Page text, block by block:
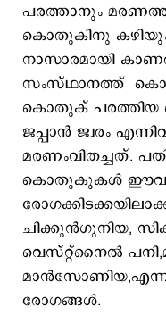
പരത്താനും
കൊതുകിനു
നാസാരമായി
സംസ്ഥാനത്ത്
കൊതുക് പരത്തിയ
ജപ്പാൻ ജ്വരം
മരണംവിതച്ചത്.
കൊതുകുകൾ
ചിക്കുൻഗുനിയ,
വെസ്റ്റ്നൈൽ
രോഗങ്ങൾ.